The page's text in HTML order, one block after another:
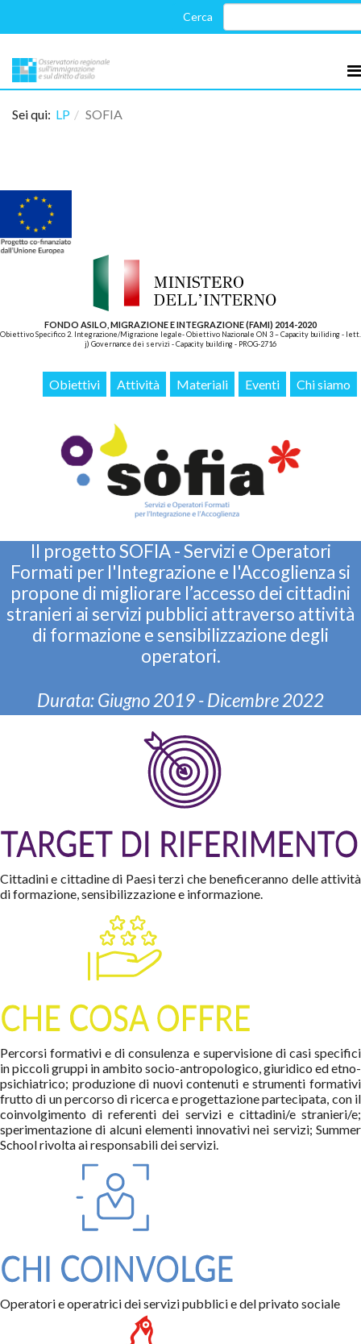
Sei qui: LP SOFIA
FONDO ASILO, MIGRAZIONE E INTEGRAZIONE (FAMI) 2014-2020
Obiettivo Specifico 2. Integrazione/Migrazione legale- Obiettivo Nazionale ON 3 – Capacity builiding - lett.
j) Governance dei servizi - Capacity building - PROG-2716
Obiettivi Attività Materiali Eventi Chi siamo
Il progetto SOFIA - Servizi e Operatori
Formati per l'Integrazione e l'Accoglienza si
propone di migliorare l’accesso dei cittadini
stranieri ai servizi pubblici attraverso attività
di formazione e sensibilizzazione degli
operatori.
Durata: Giugno 2019 - Dicembre 2022
Cittadini e cittadine di Paesi terzi che beneficeranno delle attività
di formazione, sensibilizzazione e informazione.
Percorsi formativi e di consulenza e supervisione di casi specifici
in piccoli gruppi in ambito socio-antropologico, giuridico ed etno-
psichiatrico; produzione di nuovi contenuti e strumenti formativi
frutto di un percorso di ricerca e progettazione partecipata, con il
coinvolgimento di referenti dei servizi e cittadini/e stranieri/e;
sperimentazione di alcuni elementi innovativi nei servizi; Summer
School rivolta ai responsabili dei servizi.
Operatori e operatrici dei servizi pubblici e del privato sociale